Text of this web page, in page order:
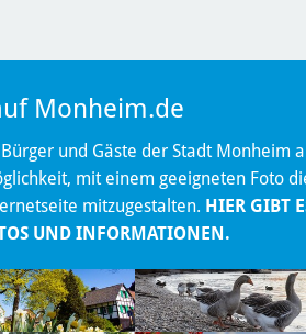
Monheim.de
und Gäste der Stadt Monheim
mit einem geeigneten Foto
mitzugestalten. HIER GIBT
UND INFORMATIONEN.